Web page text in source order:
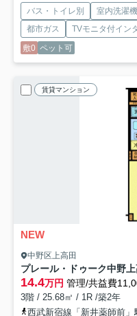
バス・トイレ別 室内洗濯
都市ガス
TVモニタ付イン
敷0 ペット可
賃貸マンション
NEW
中野区上高田
プレール・ドゥーク中野上
14.4万円 管理/共益費
3階 / 25.68㎡ / 1R /築2年
西武新宿線「新井薬師前」